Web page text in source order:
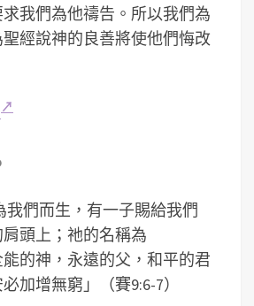
我們為他禱告。所以我們為
經說神的良善將使他們悔改
我們而生，有一子賜給我們
頭上；祂的名稱為
的神，永遠的父，和平的君
加增無窮」（賽9:6-7）